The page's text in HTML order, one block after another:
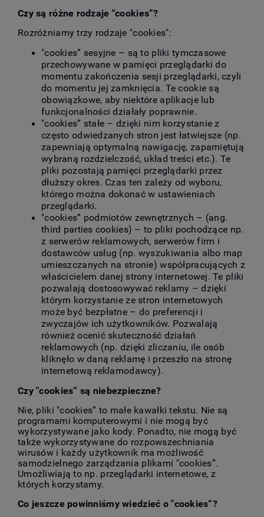
Czy są różne rodzaje "cookies”?
Rozróżniamy trzy rodzaje "cookies":
"cookies” sesyjne – są to pliki tymczasowe
przechowywane w pamięci przeglądarki do
momentu zakończenia sesji przeglądarki, czyli
do momentu jej zamknięcia. Te cookie są
obowiązkowe, aby niektóre aplikacje lub
funkcjonalności działały poprawnie.
"cookies” stałe – dzięki nim korzystanie z
często odwiedzanych stron jest łatwiejsze (np.
zapewniają optymalną nawigację, zapamiętują
wybraną rozdzielczość, układ treści etc.). Te
pliki pozostają pamięci przeglądarki przez
dłuższy okres. Czas ten zależy od wyboru,
którego można dokonać w ustawieniach
przeglądarki.
"cookies” podmiotów zewnętrznych – (ang.
third parties cookies) – to pliki pochodzące np.
z serwerów reklamowych, serwerów firm i
dostawców usług (np. wyszukiwania albo map
umieszczanych na stronie) współpracujących z
właścicielem danej strony internetowej. Te pliki
pozwalają dostosowywać reklamy – dzięki
którym korzystanie ze stron internetowych
może być bezpłatne – do preferencji i
zwyczajów ich użytkowników. Pozwalają
również ocenić skuteczność działań
reklamowych (np. dzięki zliczaniu, ile osób
kliknęło w daną reklamę i przeszło na stronę
internetową reklamodawcy).
Czy "cookies” są niebezpieczne?
Nie, pliki "cookies” to małe kawałki tekstu. Nie są
programami komputerowymi i nie mogą być
wykorzystywane jako kody. Ponadto, nie mogą być
także wykorzystywane do rozpowszechniania
wirusów i każdy użytkownik ma możliwość
samodzielnego zarządzania plikami "cookies”.
Umożliwiają to np. przeglądarki internetowe, z
których korzystamy.
Co jeszcze powinniśmy wiedzieć o "cookies”?